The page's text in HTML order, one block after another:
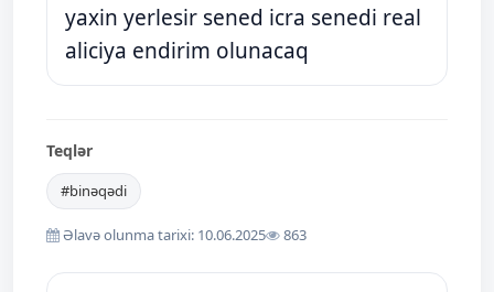
yaxin yerlesir sened icra senedi real
aliciya endirim olunacaq
Teqlər
#binəqədi
Əlavə olunma tarixi: 10.06.2025 863